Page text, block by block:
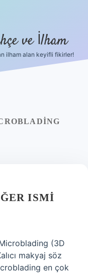
ve İlham
ilham alan keyifli fikirler!
ISMI
Microblading (3D
makyaj söz
en çok